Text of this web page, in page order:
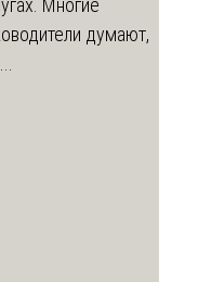
Многие
думают,